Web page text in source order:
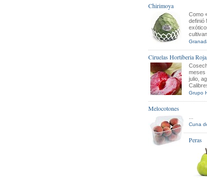
Chirimoya
Como
definió
Ciruelas Hortiberia
meses
julio,
Grupo
Melocotones
Cuna
Peras